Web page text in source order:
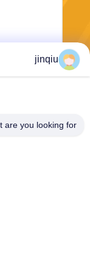
jinqiu
you looking for?